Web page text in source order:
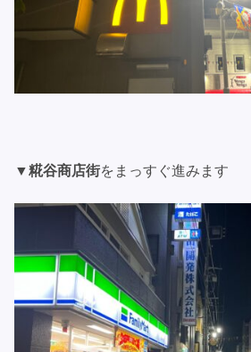
▼糀谷商店街をまっすぐ進みます